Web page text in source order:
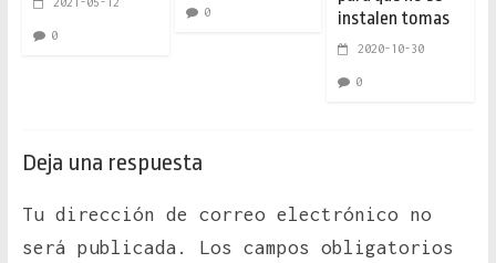
0
0
instalen tomas
2020-10-30
0
Deja una respuesta
Tu dirección de correo electrónico no
será publicada.
Los campos obligatorios